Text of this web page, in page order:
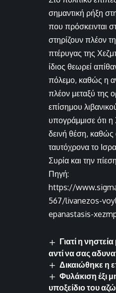
σημαντική ρήξη
που πρόσκεινται
στηρίζουν πλέον
πτέρυγας της
ίδιος θεωρεί
πόλεμο, καθώς η
πλέον μεταξύ της
επίσημου
υπογράμμισε ότι
δεινή θέση, καθώς
ταυτόχρονα το
Συρία και την
Πηγή:
https://
567/livanezos-
epanastasis-
Γιατί η
αντί να σας
Δικαιώθηκε η
Φυλάκιση έξι
υποξείδιο του